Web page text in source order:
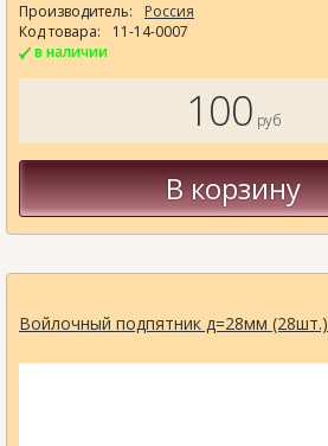
Производитель:
Россия
Код товара:
11-14-0007
в наличии
100 руб
В корзину
Войлочный подпятник д=28мм (28шт.)